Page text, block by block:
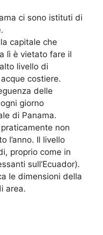
ci sono istituti di
capitale che
lì è vietato fare il
livello di
costiere.
delle
giorno
di Panama.
non
l’anno. Il livello
proprio come in
sull’Ecuador).
le dimensioni della
area.